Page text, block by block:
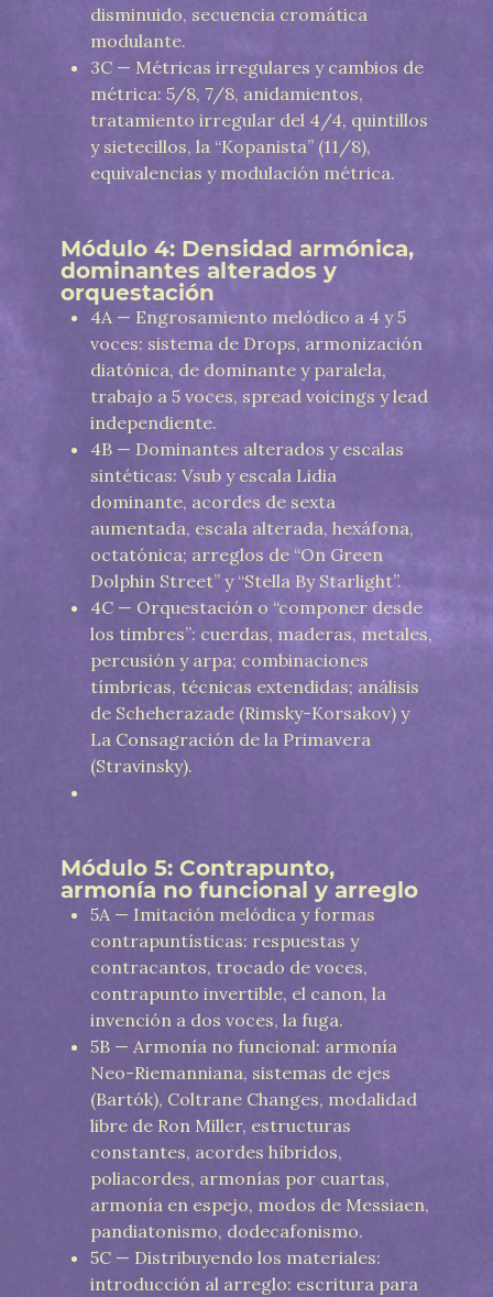
disminuido, secuencia cromática
modulante.
3C — Métricas irregulares y cambios de
métrica: 5/8, 7/8, anidamientos,
tratamiento irregular del 4/4, quintillos
y sietecillos, la “Kopanista” (11/8),
equivalencias y modulación métrica.
Módulo 4: Densidad armónica,
dominantes alterados y
orquestación
4A — Engrosamiento melódico a 4 y 5
voces: sistema de Drops, armonización
diatónica, de dominante y paralela,
trabajo a 5 voces, spread voicings y lead
independiente.
4B — Dominantes alterados y escalas
sintéticas: Vsub y escala Lidia
dominante, acordes de sexta
aumentada, escala alterada, hexáfona,
octatónica; arreglos de “On Green
Dolphin Street” y “Stella By Starlight”.
4C — Orquestación o “componer desde
los timbres”: cuerdas, maderas, metales,
percusión y arpa; combinaciones
tímbricas, técnicas extendidas; análisis
de Scheherazade (Rimsky-Korsakov) y
La Consagración de la Primavera
(Stravinsky).
Módulo 5: Contrapunto,
armonía no funcional y arreglo
5A — Imitación melódica y formas
contrapuntísticas: respuestas y
contracantos, trocado de voces,
contrapunto invertible, el canon, la
invención a dos voces, la fuga.
5B — Armonía no funcional: armonía
Neo-Riemanniana, sistemas de ejes
(Bartók), Coltrane Changes, modalidad
libre de Ron Miller, estructuras
constantes, acordes híbridos,
poliacordes, armonías por cuartas,
armonía en espejo, modos de Messiaen,
pandiatonismo, dodecafonismo.
5C — Distribuyendo los materiales:
introducción al arreglo: escritura para